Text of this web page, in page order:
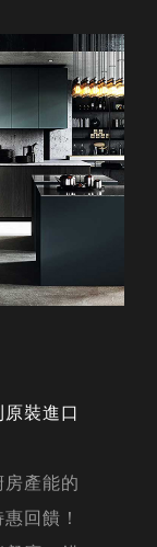
裝進口
產能的
回饋！